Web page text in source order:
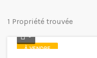
1 Propriété trouvée
À VENDRE
9